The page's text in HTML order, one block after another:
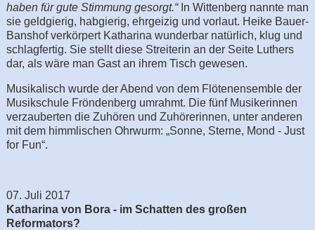
haben für gute Stimmung gesorgt.“In Wittenberg nannte man
sie geldgierig, habgierig, ehrgeizig und vorlaut. Heike Bauer-
Banshof verkörpert Katharina wunderbar natürlich, klug und
schlagfertig. Sie stellt diese Streiterin an der Seite Luthers
dar, als wäre man Gast an ihrem Tisch gewesen.
Musikalisch wurde der Abend von dem Flötenensemble der
Musikschule Fröndenberg umrahmt. Die fünf Musikerinnen
verzauberten die Zuhören und Zuhörerinnen, unter anderen
mit dem himmlischen Ohrwurm: „Sonne, Sterne, Mond - Just
for Fun“.
07. Juli 2017
Katharina von Bora - im Schatten des großen
Reformators?